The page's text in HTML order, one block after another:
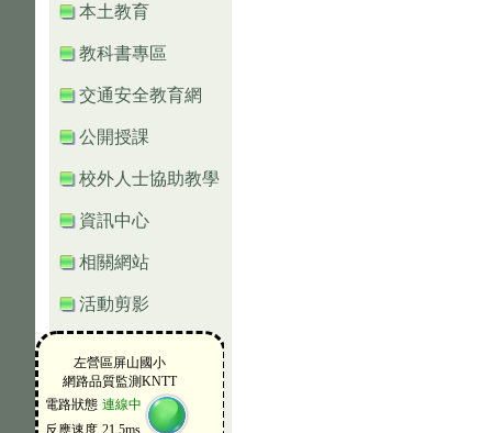
本土教育
教科書專區
交通安全教育網
公開授課
校外人士協助教學
資訊中心
相關網站
活動剪影